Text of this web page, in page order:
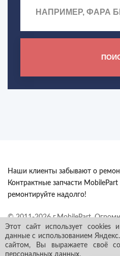
Наши клиенты забывают о
Контрактные запчасти
ремонтируйте надолго!
© 2011-2026 г.MobilePart.
контрактных автозапчастей из
под заказ. Все права защищены.
Этот сайт использует cookies
данные с использованием
сайтом, Вы выражаете своё
персональных данных.